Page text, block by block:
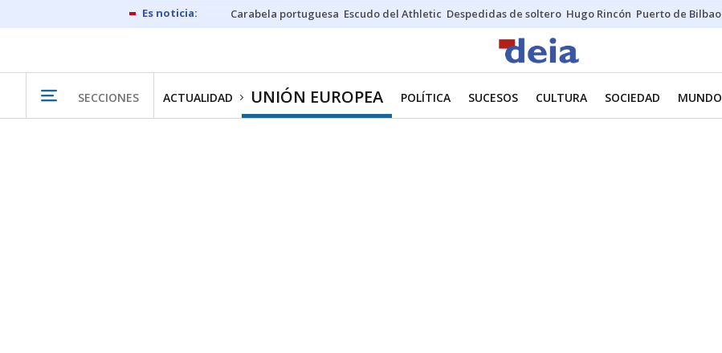
Carabela portuguesa Escudo del Athletic Despedidas de soltero Hugo Rincón Puerto de Bilbao
SECCIONES ACTUALIDAD UNIÓN EUROPEA POLÍTICA SUCESOS CULTURA SOCIEDAD MUNDO